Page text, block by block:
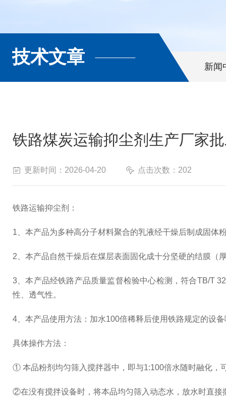
技术文章 新闻
铁路煤炭运输抑尘剂生产厂家
更新时间：2026-04-20 点击次数：202
铁路运输抑尘剂：
1、本产品为多种高分子材料聚合的乳液经干燥后制成固体
2、本产品自然干燥后在煤层表面固化成十分坚硬的结膜（
3、本产品经铁路产品质量监督检验中心检测，符合TB/T
性、透气性。
4、本产品使用方法：加水100倍稀释后使用铁路规定的设
具体操作方法：
① 本品粉剂均匀筛入搅拌器中，即与1:100倍水随时融化，
②在没有搅拌设备时，将本品均匀筛入动态水，放水时直